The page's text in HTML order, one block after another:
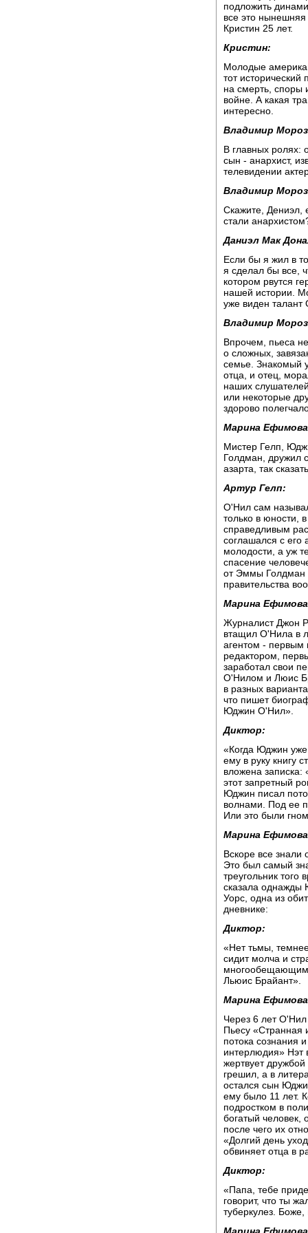
подложить
все это
Кристин 25 лет.
Кристин:
Молодые
тот исторический
на смерть, споры
войне. А какая
интересно.
Владимир
В главных ролях:
сын - анархист,
телевидении
Владимир
Скажите, Дениэл,
стали
Даниэл Мак
Если бы я жил в
я сделал бы все,
котором рвутся
нашей истории.
уже виден
Владимир
Впрочем, пьеса
о сложных,
семье. Знакомый
отца, и отец,
наших
или некоторые
здорово
Марина
Мистер Гелп,
Голдман, дружил
азарта, так
Артур Гелп:
О'Нил сам
только в юности,
справедливым
соглашался с его
молодости, а уж
спасение
от Эммы Голдман
правительства
Марина
Журналист Джон
втащил О'Нила в
агентом - первым
редактором,
заработал свои
О'Нилом и Люис
в разных
что пишет
Юджин О'Нил».
Диктор:
«Когда Юджин уже
ему в руку книгу
вложена
этот запретный
Юджин писал
волнами. Под ее
Или это были
Марина
Вскоре все
Это был самый
треугольник
сказала однажды
Уорс, одна из
дневнике:
Диктор:
«Нет тьмы,
сидит молча и
многообещающим
Льюис Брайант».
Марина
Через 6 лет О'Нил
Пьесу «Странная
потока сознания
интерлюдия»
жертвует
грешил, а в
остался сын
ему было 11 лет.
подростком в
богатый человек,
после чего их
«Долгий день
обвиняет отца в
Диктор:
«Папа, тебе
говорит, что ты
туберкулез. Боже,
Марина